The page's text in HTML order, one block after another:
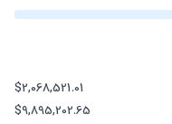
$2,068,521.01
$9,895,202.65